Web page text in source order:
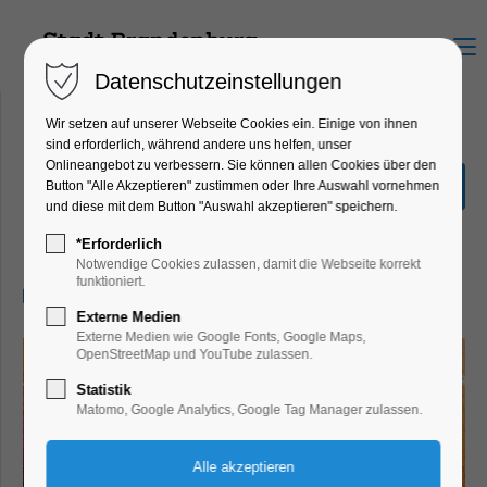
Menu
PROJECT NOISY –
FESTIVAL EDITION
Party, Feiern, Fest
Datenschutzeinstellungen
Wir setzen auf unserer Webseite Cookies ein. Einige von ihnen
sind erforderlich, während andere uns helfen, unser
Onlineangebot zu verbessern. Sie können allen Cookies über den
Button "Alle Akzeptieren" zustimmen oder Ihre Auswahl vornehmen
und diese mit dem Button "Auswahl akzeptieren" speichern.
*Erforderlich
Notwendige Cookies zulassen, damit die Webseite korrekt
funktioniert.
Externe Medien
Externe Medien wie Google Fonts, Google Maps,
OpenStreetMap und YouTube zulassen.
Statistik
Matomo, Google Analytics, Google Tag Manager zulassen.